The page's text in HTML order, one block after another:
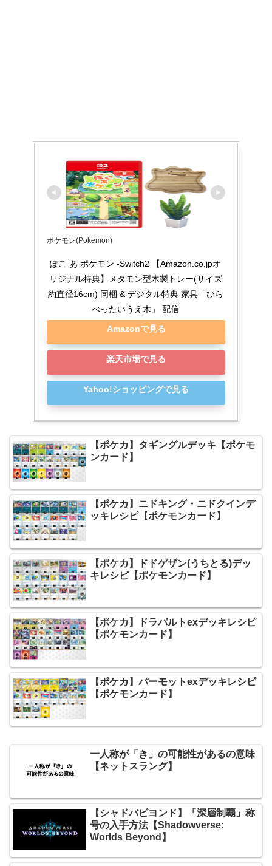
ポケモン(Pokemon)
ぽこ あ ポケモン -Switch2 【Amazon.co.jpオ
リジナル特典】メタモン型木製トレー(サイズ
約直径16cm) 同梱 & デジタル特典 家具「ひら
べったいうえ木」 配信
Amazonで見る
楽天市場で見る
Yahoo!ショッピングで見る
【ポケカ】タギングルデッキ【ポケモ
ンカード】
【ポケカ】ニドキング・ニドクインデ
ッキレシピ【ポケモンカード】
【ポケカ】ドドゲザン(うちとる)デッ
キレシピ【ポケモンカード】
【ポケカ】ドラパルトexデッキレシピ
【ポケモンカード】
【ポケカ】パーモットexデッキレシピ
【ポケモンカード】
一人称が「き」の可能性があるの意味
【ネットスラング】
【シャドバビヨンド】「深層制覇」称
号の入手方法【Shadowverse:
Worlds Beyond】